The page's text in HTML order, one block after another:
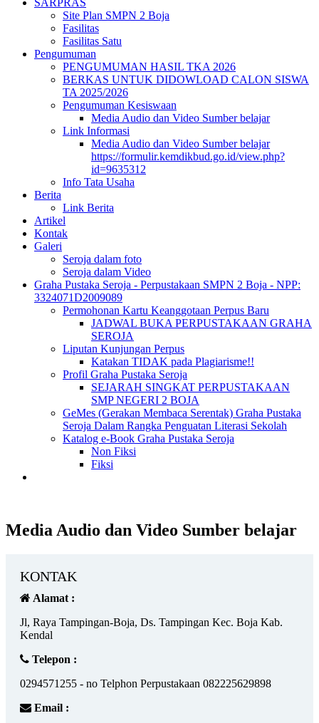
SARPRAS
Site Plan SMPN 2 Boja
Fasilitas
Fasilitas Satu
Pengumuman
PENGUMUMAN HASIL TKA 2026
BERKAS UNTUK DIDOWLOAD CALON SISWA
TA 2025/2026
Pengumuman Kesiswaan
Media Audio dan Video Sumber belajar
Link Informasi
Media Audio dan Video Sumber belajar
https://formulir.kemdikbud.go.id/view.php?
id=9635312
Info Tata Usaha
Berita
Link Berita
Artikel
Kontak
Galeri
Seroja dalam foto
Seroja dalam Video
Graha Pustaka Seroja - Perpustakaan SMPN 2 Boja - NPP:
3324071D2009089
Permohonan Kartu Keanggotaan Perpus Baru
JADWAL BUKA PERPUSTAKAAN GRAHA
SEROJA
Liputan Kunjungan Perpus
Katakan TIDAK pada Plagiarisme!!
Profil Graha Pustaka Seroja
SEJARAH SINGKAT PERPUSTAKAAN
SMP NEGERI 2 BOJA
GeMes (Gerakan Membaca Serentak) Graha Pustaka
Seroja Dalam Rangka Penguatan Literasi Sekolah
Katalog e-Book Graha Pustaka Seroja
Non Fiksi
Fiksi
Media Audio dan Video Sumber belajar
KONTAK
Alamat :
Jl, Raya Tampingan-Boja, Ds. Tampingan Kec. Boja Kab.
Kendal
Telepon :
0294571255 - no Telphon Perpustakaan 082225629898
Email :